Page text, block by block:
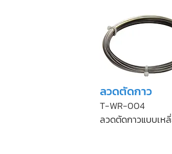
ลวดตัดกาว
T-WR-004
ลวดตัดกาวแบบเห